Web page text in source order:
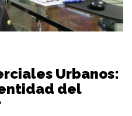
Urbanos:
del